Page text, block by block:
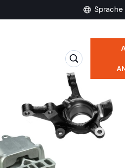
Sprache
English
français
Deutsch
русский